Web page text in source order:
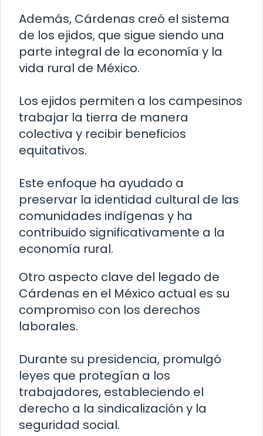
Además, Cárdenas creó el sistema
de los ejidos, que sigue siendo una
parte integral de la economía y la
vida rural de México.
Los ejidos permiten a los campesinos
trabajar la tierra de manera
colectiva y recibir beneficios
equitativos.
Este enfoque ha ayudado a
preservar la identidad cultural de las
comunidades indígenas y ha
contribuido significativamente a la
economía rural.
Otro aspecto clave del legado de
Cárdenas en el México actual es su
compromiso con los derechos
laborales.
Durante su presidencia, promulgó
leyes que protegían a los
trabajadores, estableciendo el
derecho a la sindicalización y la
seguridad social.